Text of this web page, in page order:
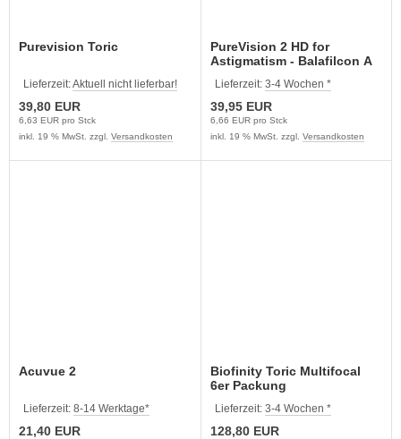
Purevision Toric
Lieferzeit:Aktuell nicht lieferbar!
39,80 EUR
6,63 EUR pro Stck
inkl. 19 % MwSt. zzgl. Versandkosten
PureVision 2 HD for
Astigmatism - Balafilcon A
Lieferzeit: 3-4 Wochen *
39,95 EUR
6,66 EUR pro Stck
inkl. 19 % MwSt. zzgl. Versandkosten
Acuvue 2
Lieferzeit: 8-14 Werktage*
21,40 EUR
Biofinity Toric Multifocal
6er Packung
Lieferzeit: 3-4 Wochen *
128,80 EUR